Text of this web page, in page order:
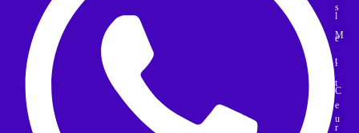
s
M
i
C
u
l
e
t
t
e
r